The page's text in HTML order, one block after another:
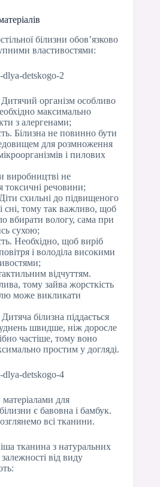
білизни обов’язково
властивостями:
detskogo-2
Дитячий організм особливо
максимально
з алергенами;
Білизна не повинно бути
для розмноження
і пилових
виробництві не
токсичні речовини;
Діти схильні до підвищеного
сні, тому так важливо, щоб
вбирати вологу, сама при
сухою;
Необхідно, щоб виріб
і володіла високими
відчуттям.
тому зайва жорсткість
може викликати
білизна піддається
швидше, ніж доросле
частіше, тому воно
простим у догляді.
detskogo-4
для
є бавовна і бамбук.
всі тканини.
тканина з натуральних
від виду